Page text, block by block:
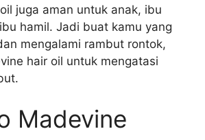
juga aman untuk anak, ibu
hamil. Jadi buat kamu yang
mengalami rambut rontok,
hair oil untuk mengatasi
Madevine